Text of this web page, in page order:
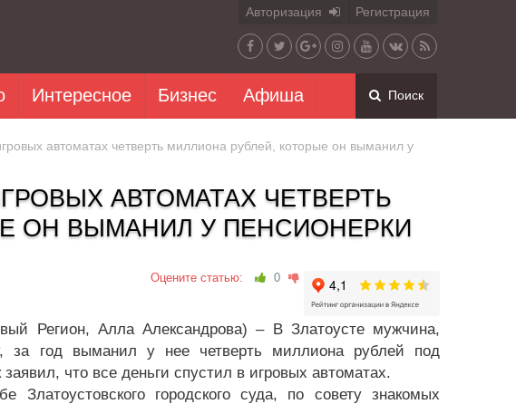
Авторизация Регистрация
Интересное Бизнес Афиша Поиск
автоматах четверть миллиона рублей, которые он выманил у
АВТОМАТАХ ЧЕТВЕРТЬ
ОН ВЫМАНИЛ У ПЕНСИОНЕРКИ
Оцените статью: 0
Регион, Алла Александрова) – В Златоусте мужчина,
за год выманил у нее четверть миллиона рублей под
что все деньги спустил в игровых автоматах.
городского суда, по совету знакомых